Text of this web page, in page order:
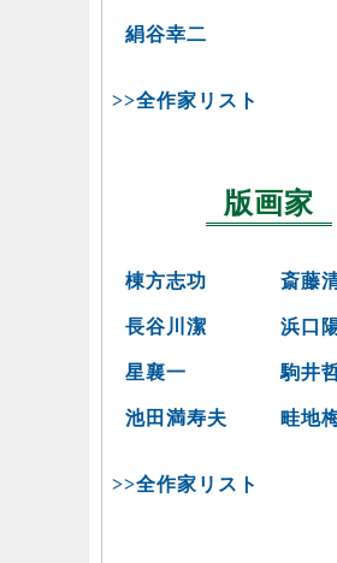
絹谷幸二
>>全作家リスト
版画家
棟方志功 斎藤
長谷川潔 浜口
星襄一 駒井
池田満寿夫 畦地
>>全作家リスト